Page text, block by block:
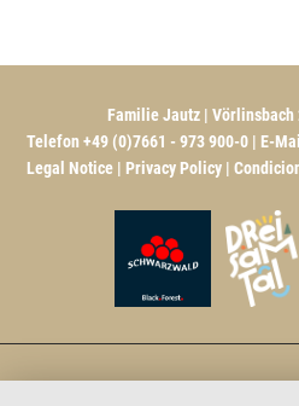
Familie Jautz | Vörlinsbach
Telefon +49 (0)7661 - 973 900-0 | E-
Legal Notice| Privacy Policy|